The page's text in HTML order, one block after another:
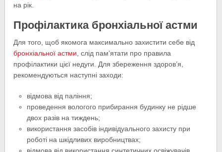
на рік.
Профілактика бронхіальної астми
Для того, щоб якомога максимально захистити себе від
бронхіальної астми , слід пам’ятати про правила
профілактики цієї недуги. Для збереження здоров’я,
рекомендуються наступні заходи:
відмова від паління;
проведення вологого прибирання будинку не рідше
двох разів на тиждень;
використання засобів індивідуального захисту при
роботі на шкідливих виробництвах;